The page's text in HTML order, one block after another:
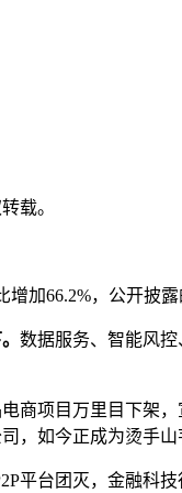
载。
加66.2%，公开披露
数据服务、智能风
商项目万里目下架
，如今正成为烫手山
平台团灭，金融科